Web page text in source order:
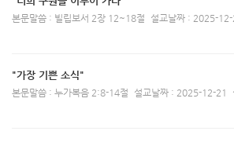
본문말씀 : 빌립보서 2장 12~18절 설교날짜 : 2025-
"가장 기쁜 소식"
본문말씀 : 누가복음 2:8-14절 설교날짜 : 2025-12-21